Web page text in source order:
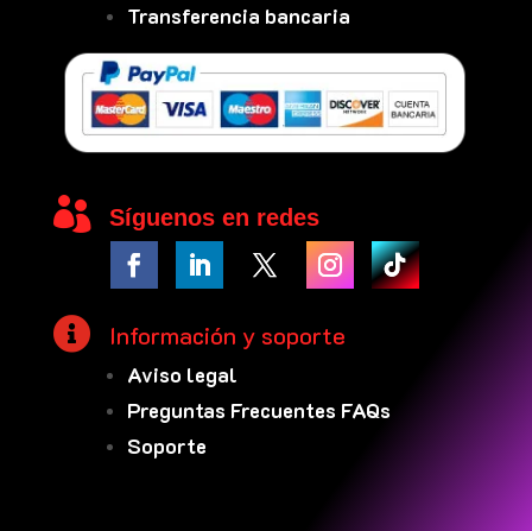
Transferencia bancaria
 Síguenos en redes
 Información y soporte
Aviso legal
Preguntas Frecuentes FAQs
Soporte